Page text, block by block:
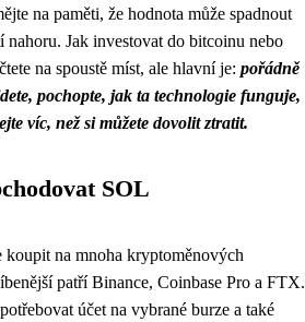
na paměti, že hodnota může spadnout
nahoru. Jak investovat do bitcoinu nebo
na spoustě míst, ale hlavní je: pořádně
pochopte, jak ta technologie funguje,
víc, než si můžete dovolit ztratit.
SOL
koupit na mnoha kryptoměnových
patří Binance, Coinbase Pro a FTX.
účet na vybrané burze a také